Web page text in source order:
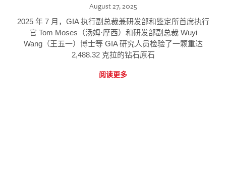
August 27, 2025
2025 年 7 月，GIA 执行副总裁兼研发部和鉴定所首席执行
官 Tom Moses（汤姆·摩西）和研发部副总裁 Wuyi
Wang（王五一）博士等 GIA 研究人员检验了一颗重达
2,488.32 克拉的钻石原石
阅读更多